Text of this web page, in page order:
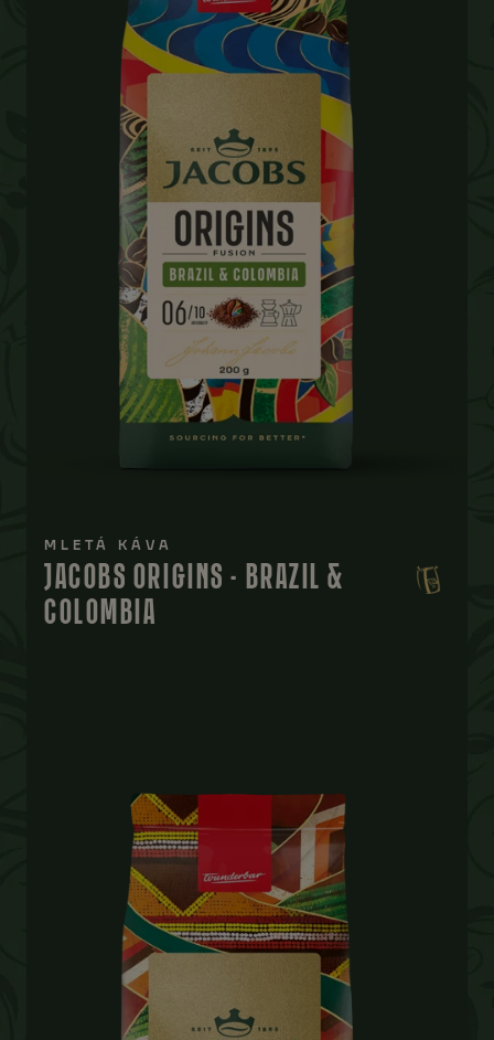
MLETÁ KÁVA
JACOBS ORIGINS - BRAZIL &
COLOMBIA